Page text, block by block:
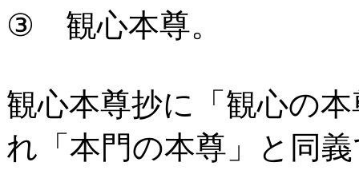
③ 観心本尊。
観心本尊抄に「観心の
れ「本門の本尊」と同